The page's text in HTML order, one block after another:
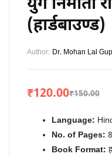
युग निर्माता
(हार्डबाउण्ड)
Author: Dr. Mohan Lal
₹150.00
₹120.00
Language:
No. of Pages:
Book Format: